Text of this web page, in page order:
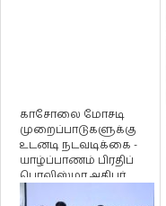
காசோலை மோசடி
முறைப்பாடுகளுக்கு
உடனடி நடவடிக்கை -
யாழ்ப்பாணம் பிரதிப்
பொலிஸ்மா அதிபர்
அறிவிப்பு!